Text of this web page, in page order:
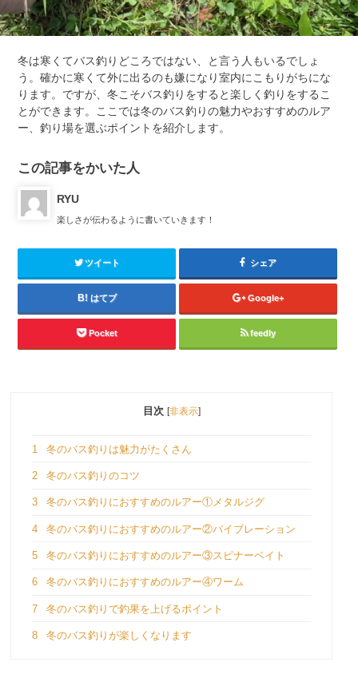
冬は寒くてバス釣りどころではない、と言う人もいるでしょ
う。確かに寒くて外に出るのも嫌になり室内にこもりがちにな
ります。ですが、冬こそバス釣りをすると楽しく釣りをするこ
とができます。ここでは冬のバス釣りの魅力やおすすめのルア
ー、釣り場を選ぶポイントを紹介します。
この記事をかいた人
RYU
楽しさが伝わるように書いていきます！
ツイート シェア
はてブ Google+
Pocket feedly
目次 [非表示]
1 冬のバス釣りは魅力がたくさん
2 冬のバス釣りのコツ
3 冬のバス釣りにおすすめのルアー①メタルジグ
4 冬のバス釣りにおすすめのルアー②バイブレーション
5 冬のバス釣りにおすすめのルアー③スピナーベイト
6 冬のバス釣りにおすすめのルアー④ワーム
7 冬のバス釣りで釣果を上げるポイント
8 冬のバス釣りが楽しくなります